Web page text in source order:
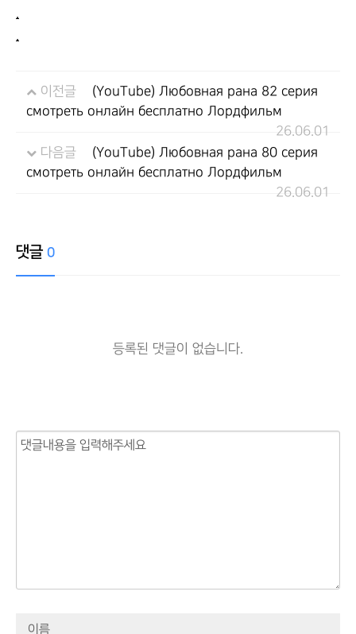
.
.
이전글
(YouTube) Любовная рана 82 серия
смотреть онлайн бесплатно Лордфильм
26.06.01
다음글
(YouTube) Любовная рана 80 серия
смотреть онлайн бесплатно Лордфильм
26.06.01
댓글 0
등록된 댓글이 없습니다.